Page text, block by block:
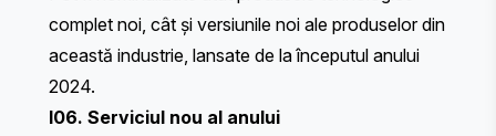
complet noi, cât și versiunile noi ale produselor din
această industrie, lansate de la începutul anului
2024.
I06. Serviciul nou al anului